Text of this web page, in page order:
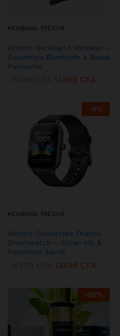
KENBANG TRÉSOR
Oraimo Neckband Wireless –
Écouteurs Bluetooth à Basse
Puissante
14399 CFA
-6%
KENBANG TRÉSOR
Montre Connectée Oraimo
Smartwatch – Écran HD &
Fonctions Santé
13499 CFA
-20%